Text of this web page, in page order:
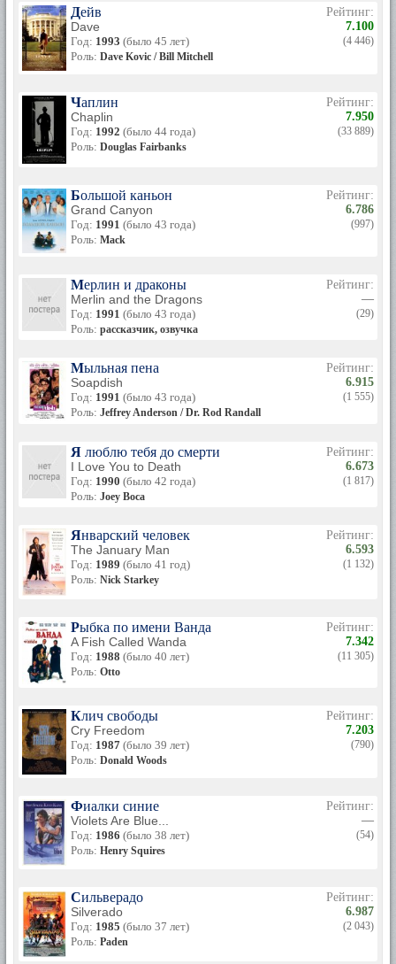
Дейв
Dave
Год: 1993 (было 45 лет)
Роль: Dave Kovic / Bill Mitchell
Рейтинг:
7.100
(4 446)
Чаплин
Chaplin
Год: 1992 (было 44 года)
Роль: Douglas Fairbanks
Рейтинг:
7.950
(33 889)
Большой каньон
Grand Canyon
Год: 1991 (было 43 года)
Роль: Mack
Рейтинг:
6.786
(997)
Мерлин и драконы
Merlin and the Dragons
Год: 1991 (было 43 года)
Роль: рассказчик, озвучка
Рейтинг:
—
(29)
Мыльная пена
Soapdish
Год: 1991 (было 43 года)
Роль: Jeffrey Anderson / Dr. Rod Randall
Рейтинг:
6.915
(1 555)
Я люблю тебя до смерти
I Love You to Death
Год: 1990 (было 42 года)
Роль: Joey Boca
Рейтинг:
6.673
(1 817)
Январский человек
The January Man
Год: 1989 (было 41 год)
Роль: Nick Starkey
Рейтинг:
6.593
(1 132)
Рыбка по имени Ванда
A Fish Called Wanda
Год: 1988 (было 40 лет)
Роль: Otto
Рейтинг:
7.342
(11 305)
Клич свободы
Cry Freedom
Год: 1987 (было 39 лет)
Роль: Donald Woods
Рейтинг:
7.203
(790)
Фиалки синие
Violets Are Blue...
Год: 1986 (было 38 лет)
Роль: Henry Squires
Рейтинг:
—
(54)
Сильверадо
Silverado
Год: 1985 (было 37 лет)
Роль: Paden
Рейтинг:
6.987
(2 043)